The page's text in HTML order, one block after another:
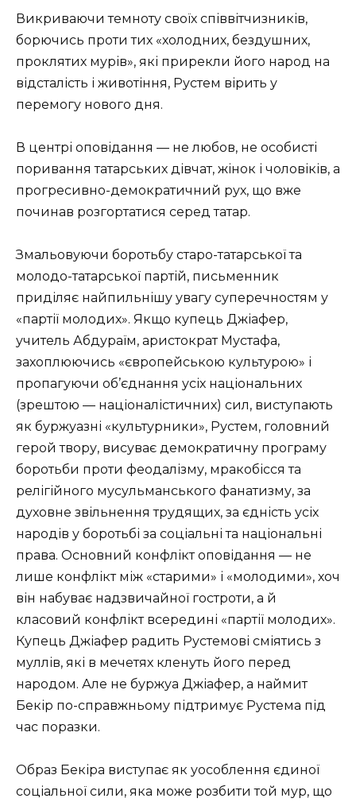
Викриваючи темноту своїх співвітчизників,
борючись проти тих «холодних, бездушних,
проклятих мурів», які прирекли його народ на
відсталість і животіння, Рустем вірить у
перемогу нового дня.
В центрі оповідання — не любов, не особисті
поривання татарських дівчат, жінок і чоловіків, а
прогресивно-демократичний рух, що вже
починав розгортатися серед татар.
Змальовуючи боротьбу старо-татарської та
молодо-татарської партій, письменник
приділяє найпильнішу увагу суперечностям у
«партії молодих». Якщо купець Джіафер,
учитель Абдураїм, аристократ Мустафа,
захоплюючись «європейською культурою» і
пропагуючи об’єднання усіх національних
(зрештою — націоналістичних) сил, виступають
як буржуазні «культурники», Рустем, головний
герой твору, висуває демократичну програму
боротьби проти феодалізму, мракобісся та
релігійного мусульманського фанатизму, за
духовне звільнення трудящих, за єдність усіх
народів у боротьбі за соціальні та національні
права. Основний конфлікт оповідання — не
лише конфлікт між «старими» і «молодими», хоч
він набуває надзвичайної гостроти, а й
класовий конфлікт всередині «партії молодих».
Купець Джіафер радить Рустемові сміятись з
муллів, які в мечетях кленуть його перед
народом. Але не буржуа Джіафер, а наймит
Бекір по-справжньому підтримує Рустема під
час поразки.
Образ Бекіра виступає як уособлення єдиної
соціальної сили, яка може розбити той мур, що